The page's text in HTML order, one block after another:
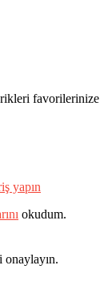
yapın
okudum.